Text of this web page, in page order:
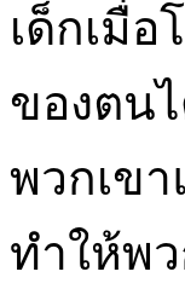
เด็กเมื่
ของตน
พวกเข
ทำให้พ